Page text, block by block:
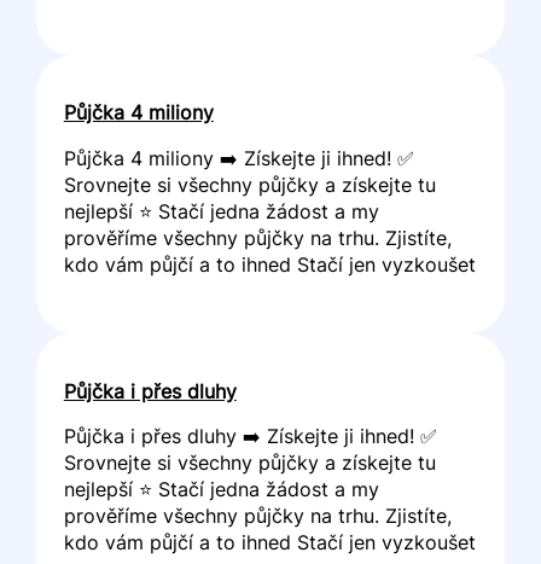
Půjčka 4 miliony
Půjčka 4 miliony ➡️ Získejte ji ihned! ✅
Srovnejte si všechny půjčky a získejte tu
nejlepší ⭐ Stačí jedna žádost a my
prověříme všechny půjčky na trhu. Zjistíte,
kdo vám půjčí a to ihned Stačí jen vyzkoušet
Půjčka i přes dluhy
Půjčka i přes dluhy ➡️ Získejte ji ihned! ✅
Srovnejte si všechny půjčky a získejte tu
nejlepší ⭐ Stačí jedna žádost a my
prověříme všechny půjčky na trhu. Zjistíte,
kdo vám půjčí a to ihned Stačí jen vyzkoušet